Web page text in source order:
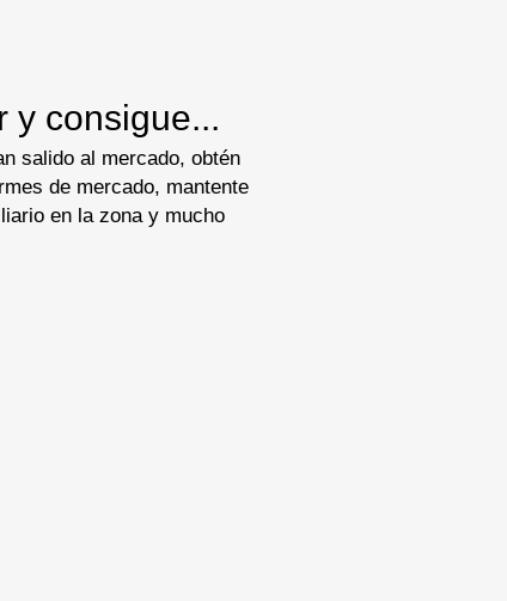
y consigue...
salido al mercado, obtén
de mercado, mantente
en la zona y mucho